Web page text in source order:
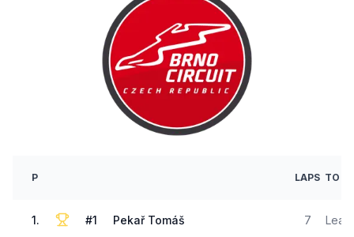
P LAPS TO P1
1. #1 Pekař Tomáš 7 Lead